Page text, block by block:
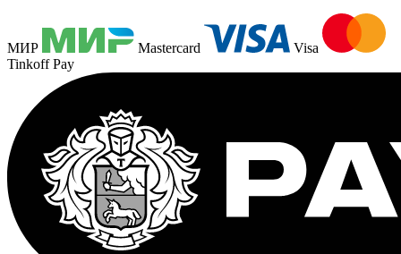
МИР Mastercard
Visa
Tinkoff Pay